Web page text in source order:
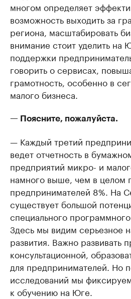
многом определяет
возможность выходить за
региона, масштабировать
внимание стоит уделить на
поддержки
говорить о сервисах,
грамотность, особенно в
малого бизнеса.
— Поясните, пожалуйста.
— Каждый третий
ведет отчетность в
предприятий микро- и
намного выше, чем в целом
предпринимателей 8%. На
существует большой
специального
Здесь мы видим серьезное
развития. Важно развивать
консультационной,
для предпринимателей. Но
исследований мы
к обучению на Юге.